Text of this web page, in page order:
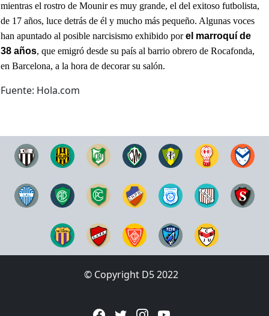
mientras el rostro de Mounir es muy grande, el del exitoso futbolista,
de 17 años, luce detrás de él y mucho más pequeño. Algunas voces
han apuntado al posible narcisismo exhibido porel marroquí de
38 años, que emigró desde su país al barrio obrero de Rocafonda,
en Barcelona, a la hora de decorar su salón.
Fuente: Hola.com
© Copyright D5 2022